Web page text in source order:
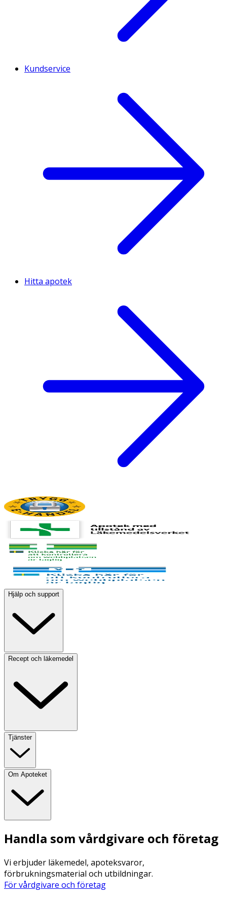
Kundservice
Hitta apotek
Hjälp och support
Recept och läkemedel
Tjänster
Om Apoteket
Handla som vårdgivare och företag
Vi erbjuder läkemedel, apoteksvaror,
förbrukningsmaterial och utbildningar.
För vårdgivare och företag